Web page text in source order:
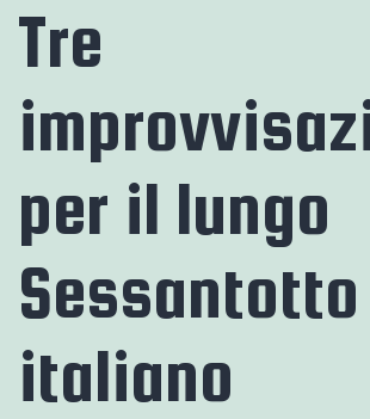
Tre
per il lungo
Sessantotto
italiano